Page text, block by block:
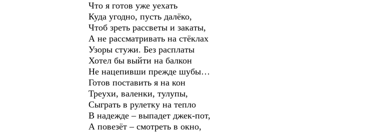
Что я готов уже уехать
Куда угодно, пусть далёко,
Чтоб зреть рассветы и закаты,
А не рассматривать на стёклах
Узоры стужи. Без расплаты
Хотел бы выйти на балкон
Не нацепивши прежде шубы…
Готов поставить я на кон
Треухи, валенки, тулупы,
Сыграть в рулетку на тепло
В надежде – выпадет джек-пот,
А повезёт – смотреть в окно,